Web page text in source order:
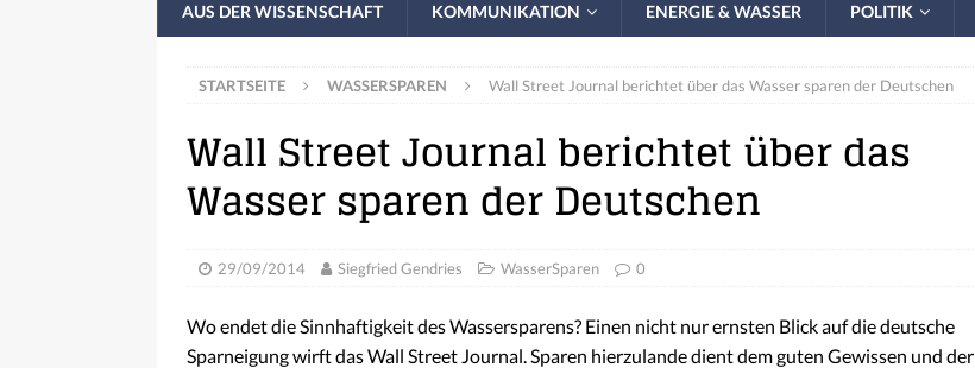
AUS DER WISSENSCHAFT KOMMUNIKATION ENERGIE & WASSER POLITIK
STARTSEITE WASSERSPAREN Wall Street Journal berichtet über das Wasser sparen der Deutschen
Wall Street Journal berichtet über das
Wasser sparen der Deutschen
29/09/2014 Siegfried Gendries WasserSparen 0
Wo endet die Sinnhaftigkeit des Wassersparens? Einen nicht nur ernsten Blick auf die deutsche
Sparneigung wirft das Wall Street Journal. Sparen hierzulande dient dem guten Gewissen und der